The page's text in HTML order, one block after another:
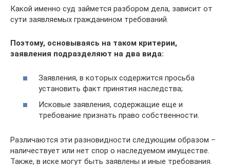
Какой именно суд займется разбором дела, зависит от
сути заявляемых гражданином требований.
Поэтому, основываясь на таком критерии,
заявления подразделяют на два вида:
Заявления, в которых содержится просьба
установить факт принятия наследства;
Исковые заявления, содержащие еще и
требование признать право собственности.
Различаются эти разновидности следующим образом –
наличествует или нет спор о наследуемом имуществе.
Также, в иске могут быть заявлены и иные требования.